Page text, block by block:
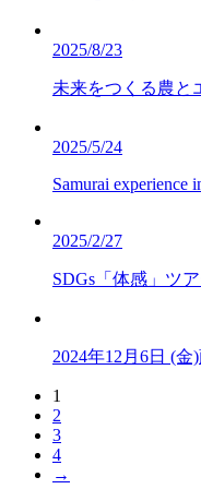
2025/8/23
未来をつくる農と
2025/5/24
Samurai experience
2025/2/27
SDGs「体感」ツ
2024年12月6日 (
1
2
3
4
→